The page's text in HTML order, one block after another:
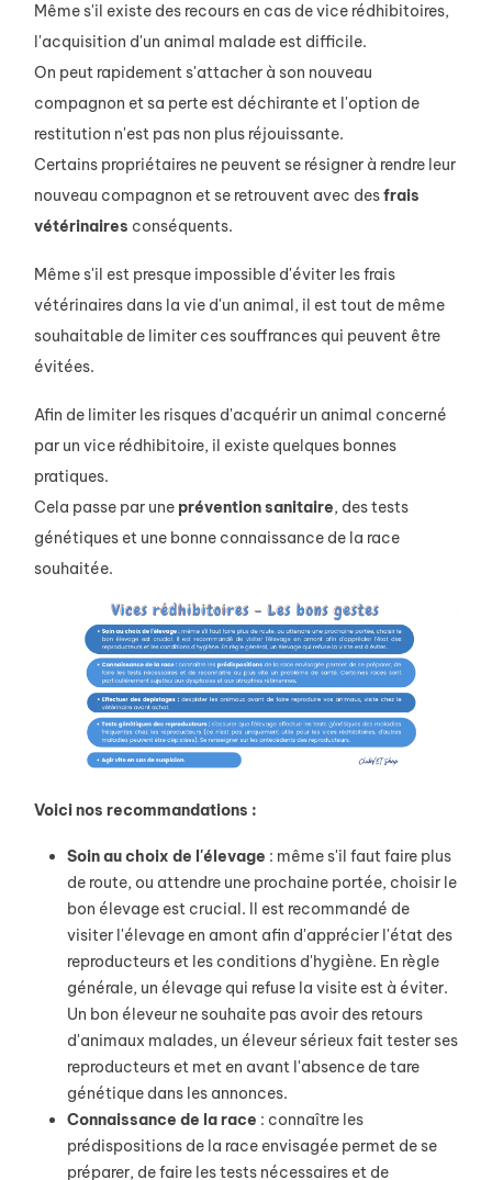
Même s'il existe des recours en cas de vice rédhibitoires,
l'acquisition d'un animal malade est difficile.
On peut rapidement s'attacher à son nouveau
compagnon et sa perte est déchirante et l'option de
restitution n'est pas non plus réjouissante.
Certains propriétaires ne peuvent se résigner à rendre leur
nouveau compagnon et se retrouvent avec desfrais
vétérinaires conséquents.
Même s'il est presque impossible d'éviter les frais
vétérinaires dans la vie d'un animal, il est tout de même
souhaitable de limiter ces souffrances qui peuvent être
évitées.
Afin de limiter les risques d'acquérir un animal concerné
par un vice rédhibitoire, il existe quelques bonnes
pratiques.
Cela passe par une préventionsanitaire, des tests
génétiques et une bonne connaissance de la race
souhaitée.
Voici nos recommandations :
Soin au choix de l'élevage : même s'il faut faire plus
de route, ou attendre une prochaine portée, choisir le
bon élevage est crucial. Il est recommandé de
visiter l'élevage en amont afin d'apprécier l'état des
reproducteurs et les conditions d'hygiène. En règle
générale, un élevage qui refuse la visite est à éviter.
Un bon éleveur ne souhaite pas avoir des retours
d'animaux malades, un éleveur sérieux fait tester ses
reproducteurs et met en avant l'absence de tare
génétique dans les annonces.
Connaissance de la race : connaître les
prédispositions de la race envisagée permet de se
préparer, de faire les tests nécessaires et de